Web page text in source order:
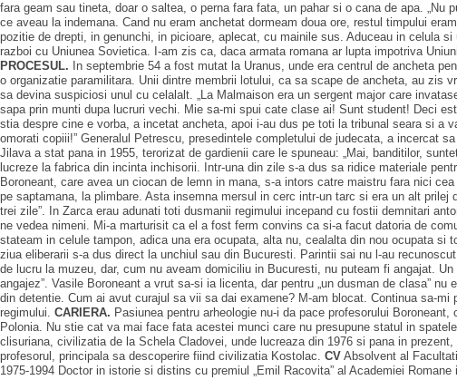
fara geam sau tineta, doar o saltea, o perna fara fata, un pahar si o cana de apa.
ce aveau la indemana. Cand nu eram anchetat dormeam doua ore, restul timpului
pozitie de drepti, in genunchi, in picioare, aplecat, cu mainile sus. Aduceau in celula
razboi cu Uniunea Sovietica. I-am zis ca, daca armata romana ar lupta impotriva
PROCESUL. In septembrie 54 a fost mutat la Uranus, unde era centrul de ancheta
o organizatie paramilitara. Unii dintre membrii lotului, ca sa scape de ancheta, au zis
sa devina suspiciosi unul cu celalalt. „La Malmaison era un sergent major care
sapa prin munti dupa lucruri vechi. Mie sa-mi spui cate clase ai! Sunt student! Deci
stia despre cine e vorba, a incetat ancheta, apoi i-au dus pe toti la tribunal seara si a
omorati copiii!” Generalul Petrescu, presedintele completului de judecata, a incercat
Jilava a stat pana in 1955, terorizat de gardienii care le spuneau: „Mai, banditilor,
lucreze la fabrica din incinta inchisorii. Intr-una din zile s-a dus sa ridice materiale
Boroneant, care avea un ciocan de lemn in mana, s-a intors catre maistru fara nici
pe saptamana, la plimbare. Asta insemna mersul in cerc intr-un tarc si era un alt
trei zile”. In Zarca erau adunati toti dusmanii regimului incepand cu fostii demnitari
ne vedea nimeni. Mi-a marturisit ca el a fost ferm convins ca si-a facut datoria de
stateam in celule tampon, adica una era ocupata, alta nu, cealalta din nou ocupata si
ziua eliberarii s-a dus direct la unchiul sau din Bucuresti. Parintii sai nu l-au
de lucru la muzeu, dar, cum nu aveam domiciliu in Bucuresti, nu puteam fi angajat.
angajez”. Vasile Boroneant a vrut sa-si ia licenta, dar pentru „un dusman de clasa”
din detentie. Cum ai avut curajul sa vii sa dai examene? M-am blocat. Continua sa-
regimului. CARIERA. Pasiunea pentru arheologie nu-i da pace profesorului
Polonia. Nu stie cat va mai face fata acestei munci care nu presupune statul in
clisuriana, civilizatia de la Schela Cladovei, unde lucreaza din 1976 si pana in
profesorul, principala sa descoperire fiind civilizatia Kostolac. CV Absolvent al
1975-1994 Doctor in istorie si distins cu premiul „Emil Racovita” al Academiei